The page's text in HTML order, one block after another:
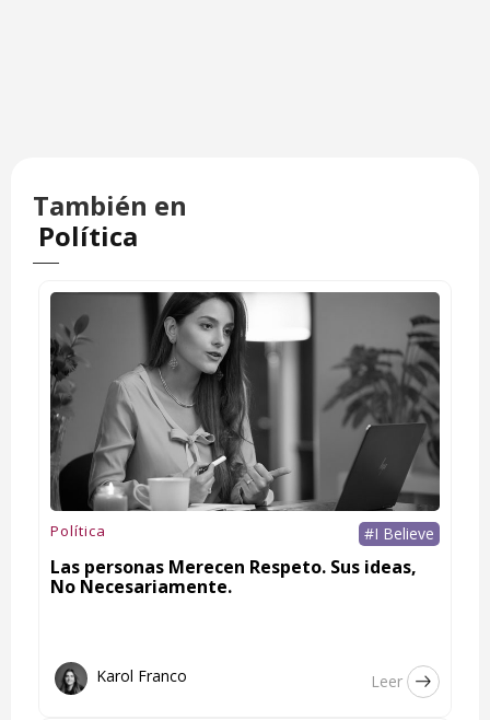
También en
Política
Política #I Believe
Las personas Merecen Respeto. Sus ideas,
No Necesariamente.
Karol Franco Leer